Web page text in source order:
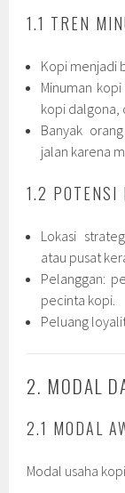
1.1 TREN
Kopi menjadi
Minuman
kopi dalgona,
Banyak
jalan karena
1.2 POTENSI
Lokasi
atau pusat
Pelanggan:
pecinta kopi.
Peluang
2. MODAL
2.1 MODAL
Modal usaha